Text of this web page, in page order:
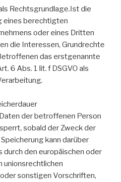
Rechtsgrundlage.Ist die
eines berechtigten
oder eines Dritten
die Interessen, Grundrechte
das erstgenannte
6 Abs. 1 lit. f DSGVO als
der betroffenen Person
sobald der Zweck der
kann darüber
durch den europäischen oder
unionsrechtlichen
sonstigen Vorschriften,